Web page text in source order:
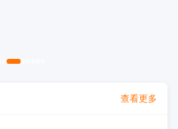
查看更多